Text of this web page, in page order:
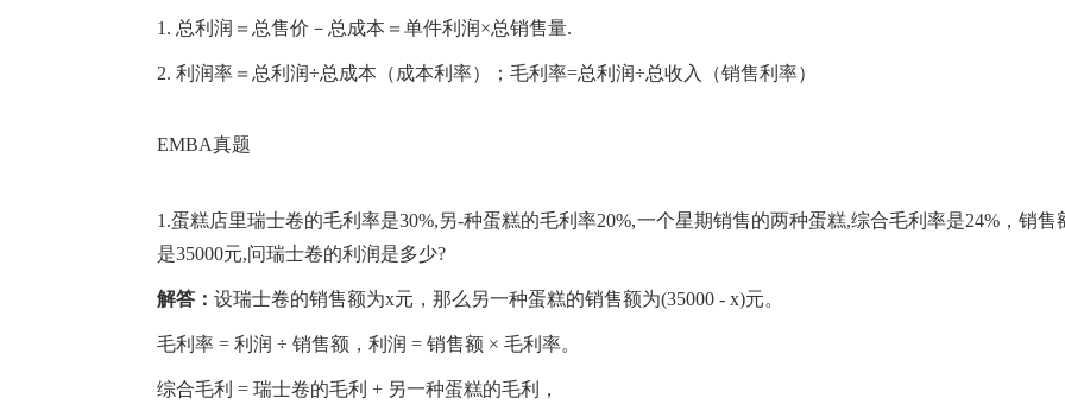
1. 总利润＝总售价－总成本＝单件利润×总销售量.
2. 利润率＝总利润÷总成本（成本利率）；毛利率=总利润÷总收入（销售利率）
EMBA真题
1.蛋糕店里瑞士卷的毛利率是30%,另-种蛋糕的毛利率20%,一个星期销售的两种蛋糕,综合毛利率是24%，销售
是35000元,问瑞士卷的利润是多少?
解答： 设瑞士卷的销售额为x元，那么另一种蛋糕的销售额为(35000 - x)元。
毛利率 = 利润 ÷ 销售额，利润 = 销售额 × 毛利率。
综合毛利 = 瑞士卷的毛利 + 另一种蛋糕的毛利，